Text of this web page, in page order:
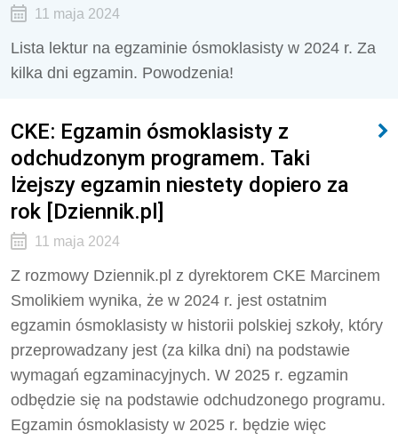
11 maja 2024
Lista lektur na egzaminie ósmoklasisty w 2024 r. Za
kilka dni egzamin. Powodzenia!
CKE: Egzamin ósmoklasisty z
odchudzonym programem. Taki
lżejszy egzamin niestety dopiero za
rok [Dziennik.pl]
11 maja 2024
Z rozmowy Dziennik.pl z dyrektorem CKE Marcinem
Smolikiem wynika, że w 2024 r. jest ostatnim
egzamin ósmoklasisty w historii polskiej szkoły, który
przeprowadzany jest (za kilka dni) na podstawie
wymagań egzaminacyjnych. W 2025 r. egzamin
odbędzie się na podstawie odchudzonego programu.
Egzamin ósmoklasisty w 2025 r. będzie więc